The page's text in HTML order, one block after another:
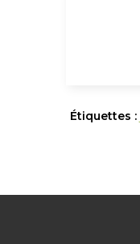
Étiquettes :